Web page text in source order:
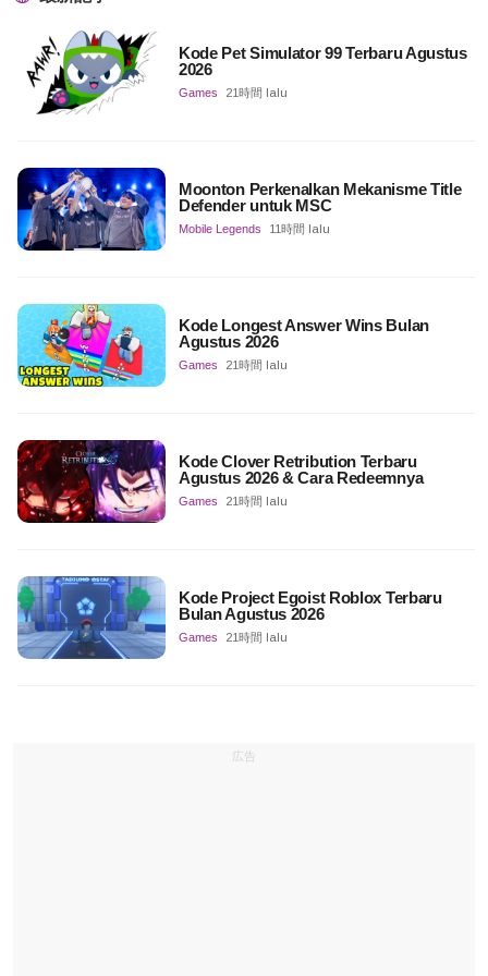
Kode Pet Simulator 99 Terbaru Agustus
2026
Games 21時間 lalu
Moonton Perkenalkan Mekanisme Title
Defender untuk MSC
Mobile Legends 11時間 lalu
Kode Longest Answer Wins Bulan
Agustus 2026
Games 21時間 lalu
Kode Clover Retribution Terbaru
Agustus 2026 & Cara Redeemnya
Games 21時間 lalu
Kode Project Egoist Roblox Terbaru
Bulan Agustus 2026
Games 21時間 lalu
広告